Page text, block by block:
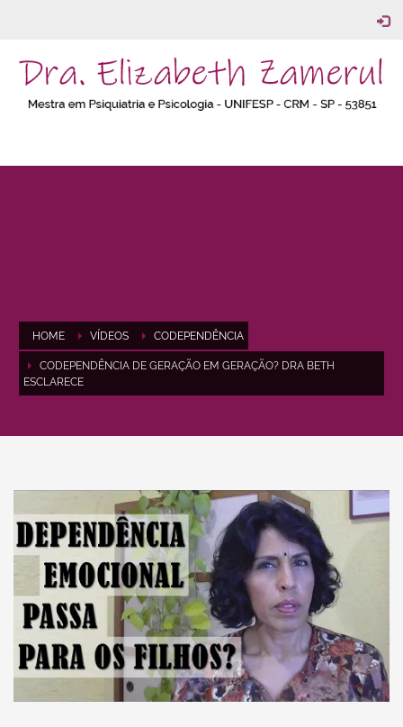
HOME VÍDEOS CODEPENDÊNCIA
CODEPENDÊNCIA DE GERAÇÃO EM GERAÇÃO? DRA BETH
ESCLARECE